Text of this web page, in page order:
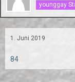
younggay
1. Juni 2019
84